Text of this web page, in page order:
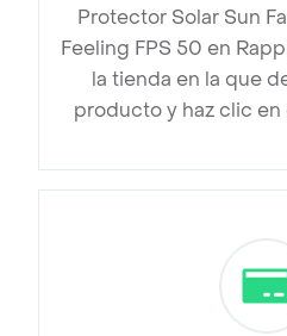
Protector Solar Sun
Feeling FPS 50 en
la tienda en la que
producto y haz clic en